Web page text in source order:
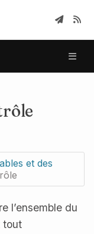
et des
l’ensemble du
tout